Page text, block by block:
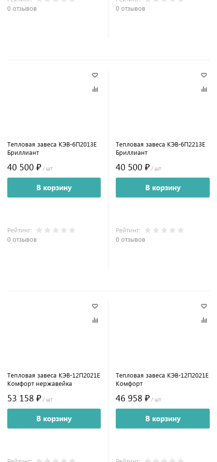
0 отзывов
0 отзывов
Тепловая завеса КЭВ-6П2013E
Бриллиант
40 500 ₽ / шт
В корзину
Рейтинг:
0 отзывов
Тепловая завеса КЭВ-6П2213E
Бриллиант
40 500 ₽ / шт
В корзину
Рейтинг:
0 отзывов
Тепловая завеса КЭВ-12П2021E
Комфорт нержавейка
53 158 ₽ / шт
В корзину
Тепловая завеса КЭВ-12П2021E
Комфорт
46 958 ₽ / шт
В корзину